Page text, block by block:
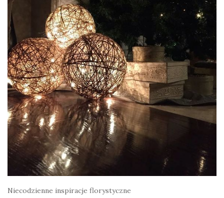
Niecodzienne inspiracje florystyczne